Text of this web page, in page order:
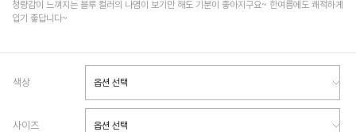
청량감이 느껴지는 블루 컬러의 나염이 보기만 해도 기분이 좋아지구요~ 한여름에도 쾌적하게
입기 좋답니다~
색상
사이즈